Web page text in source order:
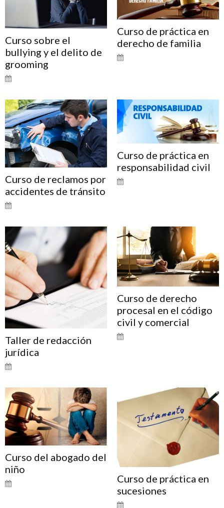
Curso sobre el
bullying y el delito de
grooming
Curso de práctica en
derecho de familia
Curso de reclamos por
accidentes de tránsito
Curso de práctica en
responsabilidad civil
Taller de redacción
jurídica
Curso de derecho
procesal en el código
civil y comercial
Curso del abogado del
niño
Curso de práctica en
sucesiones